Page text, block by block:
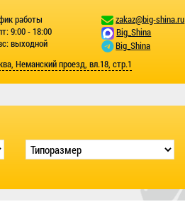
работы
9:00 - 18:00
выходной
zakaz@big-shina.ru
Big_Shina
Big_Shina
Неманский проезд, вл.18, стр.1